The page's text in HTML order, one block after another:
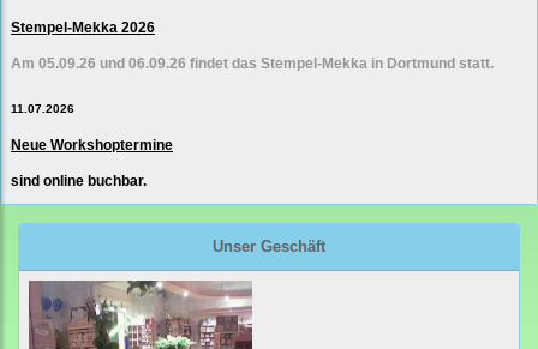
Stempel-Mekka 2026
Am 05.09.26 und 06.09.26 findet das Stempel-Mekka in Dortmund statt.
11.07.2026
Neue Workshoptermine
sind online buchbar.
Unser Geschäft